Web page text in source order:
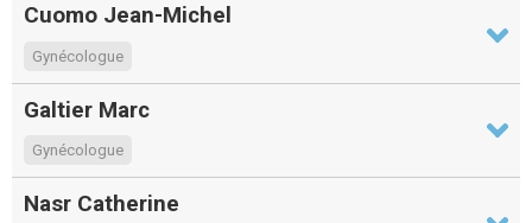
Cuomo Jean-Michel
Gynécologue
Galtier Marc
Gynécologue
Nasr Catherine